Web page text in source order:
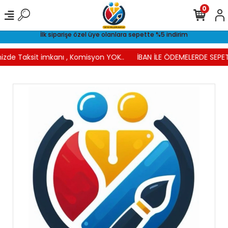
İlk siparişe özel üye olanlara sepette %5 indirim
Taksit imkanı , Komisyon YOK.. İBAN İLE ÖDEMELERDE
0